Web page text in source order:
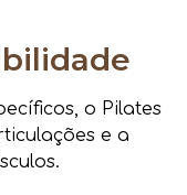
o Pilates
e a